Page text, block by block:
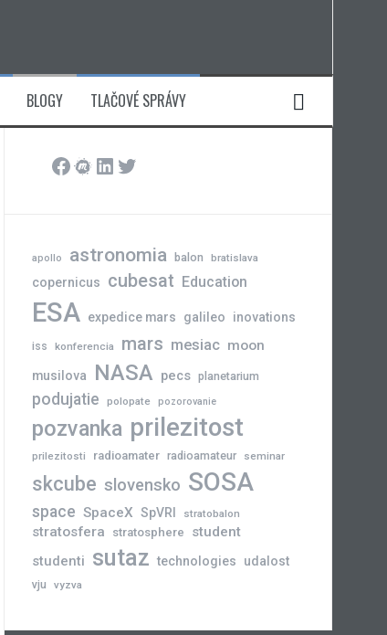
BLOGY TLAČOVÉ SPRÁVY
Facebook
Meetup
LinkedIn
Twitter
apollo astronomia balon bratislava
copernicus cubesat Education
ESA expedice mars galileo inovations
iss konferencia mars mesiac moon
musilova NASA pecs planetarium
podujatie polopate pozorovanie
pozvanka prilezitost
prilezitosti radioamater radioamateur seminar
skcube slovensko SOSA
space SpaceX SpVRI stratobalon
stratosfera stratosphere
student
studenti sutaz technologies udalost
vju vyzva